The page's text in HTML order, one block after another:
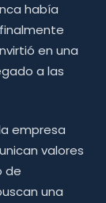
había
en una
a las
empresa
valores
de
una